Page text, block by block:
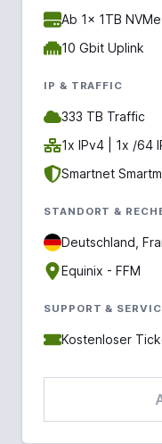
Ab 1x 1TB NVMe
10 Gbit Uplink
IP & TRAFFIC
333 TB Traffic
1x IPv4 | 1x /64
Smartnet
STANDORT &
Deutschland,
Equinix - FFM
SUPPORT &
Kostenloser